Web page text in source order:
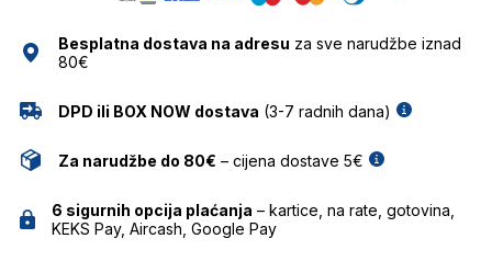
Besplatna dostava na adresu za sve narudžbe iznad
80€
DPD ili BOX NOW dostava (3-7 radnih dana)
Za narudžbe do 80€ – cijena dostave 5€
6 sigurnih opcija plaćanja – kartice, na rate, gotovina,
KEKS Pay, Aircash, Google Pay